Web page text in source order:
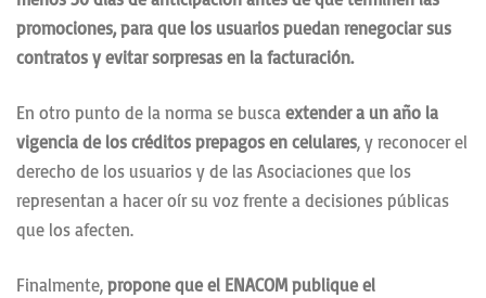
promociones, para que los usuarios puedan renegociar sus
contratos y evitar sorpresas en la facturación.
En otro punto de la norma se busca extender a un año la
vigencia de los créditos prepagos en celulares, y reconocer el
derecho de los usuarios y de las Asociaciones que los
representan a hacer oír su voz frente a decisiones públicas
que los afecten.
Finalmente, propone que el ENACOM publique el